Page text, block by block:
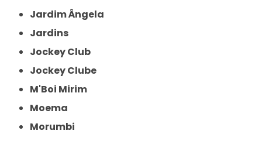
Jardim Ângela
Jardins
Jockey Club
Jockey Clube
M'Boi Mirim
Moema
Morumbi